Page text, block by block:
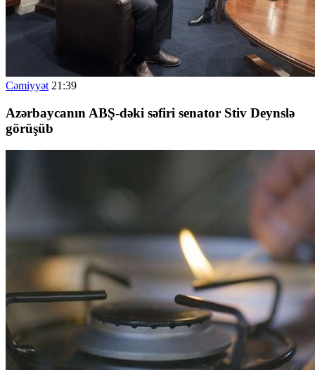
Cəmiyyət 21:39
Azərbaycanın ABŞ-dəki səfiri senator Stiv Deynslə
görüşüb